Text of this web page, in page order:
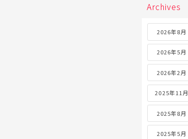
Archives
2026年8月
2026年5月
2026年2月
2025年11月
2025年8月
2025年5月